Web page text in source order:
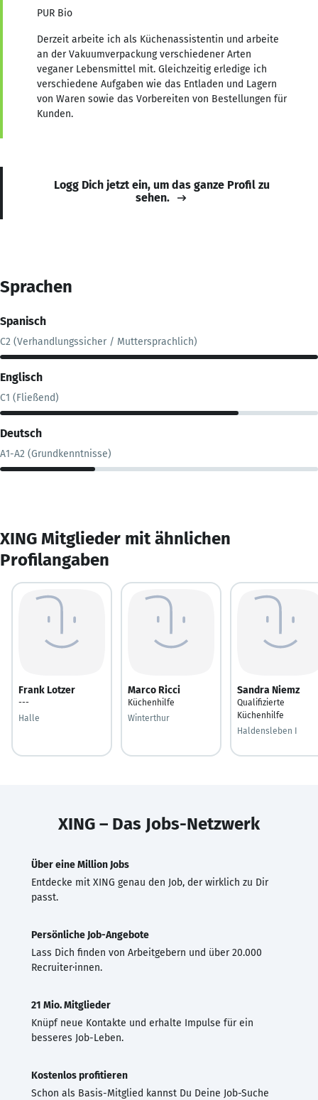
PUR Bio
Derzeit arbeite ich als Küchenassistentin und arbeite
an der Vakuumverpackung verschiedener Arten
veganer Lebensmittel mit. Gleichzeitig erledige ich
verschiedene Aufgaben wie das Entladen und Lagern
von Waren sowie das Vorbereiten von Bestellungen für
Kunden.
Logg Dich jetzt ein, um das ganze Profil zu
sehen.
Sprachen
Spanisch
C2 (Verhandlungssicher / Muttersprachlich)
Englisch
C1 (Fließend)
Deutsch
A1-A2 (Grundkenntnisse)
XING Mitglieder mit ähnlichen
Profilangaben
Frank Lotzer
---
Halle
Marco Ricci
Küchenhilfe
Winterthur
Sandra Niemz
Qualifizierte
Küchenhilfe
Haldensleben I
XING – Das Jobs-Netzwerk
Über eine Million Jobs
Entdecke mit XING genau den Job, der wirklich zu Dir
passt.
Persönliche Job-Angebote
Lass Dich finden von Arbeitgebern und über 20.000
Recruiter·innen.
21 Mio. Mitglieder
Knüpf neue Kontakte und erhalte Impulse für ein
besseres Job-Leben.
Kostenlos profitieren
Schon als Basis-Mitglied kannst Du Deine Job-Suche